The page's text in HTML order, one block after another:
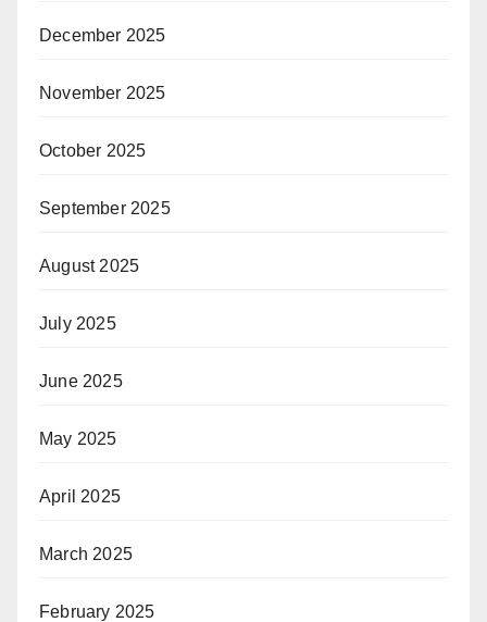
December 2025
November 2025
October 2025
September 2025
August 2025
July 2025
June 2025
May 2025
April 2025
March 2025
February 2025